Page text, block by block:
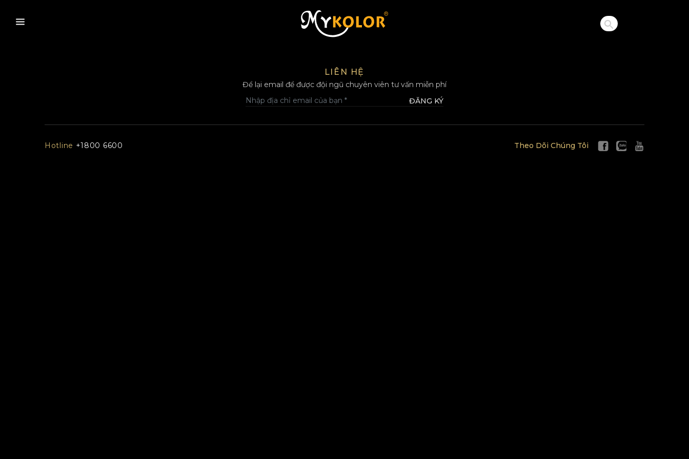
MYKOLOR
LIÊN HỆ
Để lại email để được đội ngũ chuyên viên tư vấn miễn phí
ĐĂNG KÝ
Hotline +1800 6600 Theo Dõi Chúng Tôi